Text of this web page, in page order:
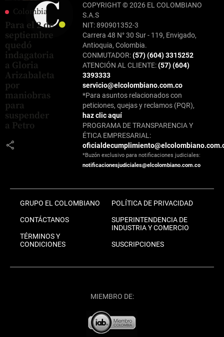
Colombia
Para el 2 de
septiembre
quedó
indagatoria
a Gloria
Arizabaleta
por
maniobras
para
suspender
a Petro
share
COPYRIGHT © 2026 EL COLOMBIANO
S.A.S
NIT: 890901352-3
Carrera 48 N° 30 Sur - 119, Envigado,
Antioquia, Colombia.
CONMUTADOR:(57) (604) 3315252
ATENCIÓN AL CLIENTE:(57) (604)
3393333
servicio@elcolombiano.com.co
*Para asuntos relacionados con
peticiones, quejas y reclamos (PQR),
haz clic aquí
PROGRAMA DE TRANSPARENCIA Y
ÉTICA EMPRESARIAL:
*Buzón exclusivo para notificaciones judiciales:
notificacionesjudiciales@elcolombiano.com.co
GRUPO EL COLOMBIANO
CONTÁCTANOS
TÉRMINOS Y
CONDICIONES
POLÍTICA DE PRIVACIDAD
SUPERINTENDENCIA DE
INDUSTRIA Y COMERCIO
SUSCRIPCIONES
MIEMBRO DE: